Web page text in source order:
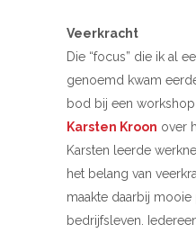
Veerkracht
Die “focus” die ik al
genoemd kwam
bod bij een
Karsten Kroon over
Karsten leerde
het belang van
maakte daarbij
bedrijfsleven.